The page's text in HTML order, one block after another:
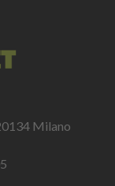
Milano